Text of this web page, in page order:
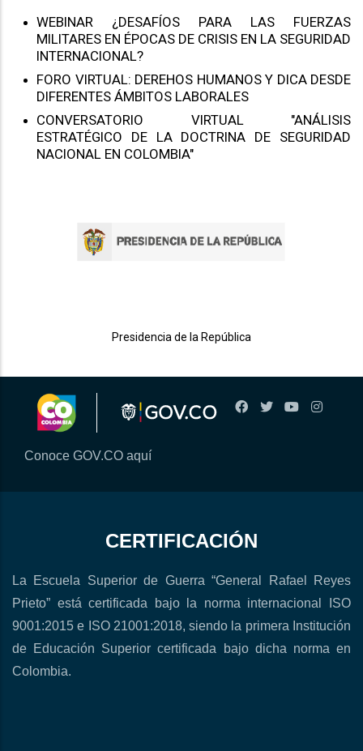
WEBINAR ¿DESAFÍOS PARA LAS FUERZAS
MILITARES EN ÉPOCAS DE CRISIS EN LA SEGURIDAD
INTERNACIONAL?
FORO VIRTUAL: DEREHOS HUMANOS Y DICA DESDE
DIFERENTES ÁMBITOS LABORALES
CONVERSATORIO VIRTUAL "ANÁLISIS
ESTRATÉGICO DE LA DOCTRINA DE SEGURIDAD
NACIONAL EN COLOMBIA"
Presidencia de la República
Conoce GOV.CO aquí
CERTIFICACIÓN
La Escuela Superior de Guerra “General Rafael Reyes
Prieto” está certificada bajo la norma internacional ISO
9001:2015 e ISO 21001:2018, siendo la primera Institución
de Educación Superior certificada bajo dicha norma en
Colombia.